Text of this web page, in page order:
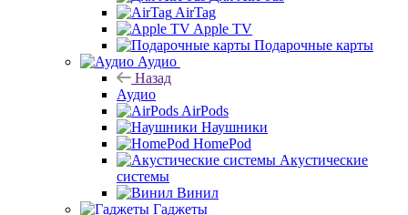
AirTag
Apple TV
Подарочные карты
Аудио
Назад
Аудио
AirPods
Наушники
HomePod
Акустические
системы
Винил
Гаджеты